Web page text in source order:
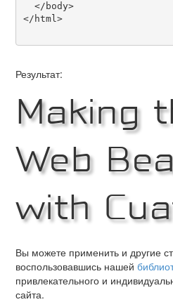
</html>
Результат:
Making
Web
with
Вы можете применить и другие
воспользовавшись нашей
привлекательного и
сайта.